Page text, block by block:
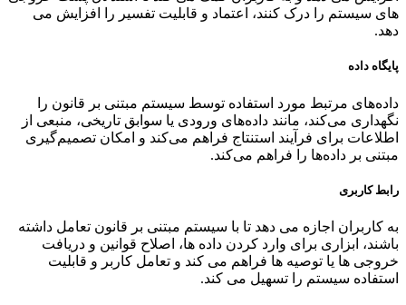
های سیستم را درک کنند، اعتماد و قابلیت تفسیر را افزایش می
دهد.
پایگاه داده
داده‌های مرتبط مورد استفاده توسط سیستم مبتنی بر قانون را
نگهداری می‌کند، مانند داده‌های ورودی یا سوابق تاریخی، منبعی از
اطلاعات برای فرآیند استنتاج فراهم می‌کند و امکان تصمیم‌گیری
مبتنی بر داده‌ها را فراهم می‌کند.
رابط کاربری
به کاربران اجازه می دهد تا با سیستم مبتنی بر قانون تعامل داشته
باشند، ابزاری برای وارد کردن داده ها، اصلاح قوانین و دریافت
خروجی ها یا توصیه ها فراهم می کند و تعامل کاربر و قابلیت
استفاده سیستم را تسهیل می کند.